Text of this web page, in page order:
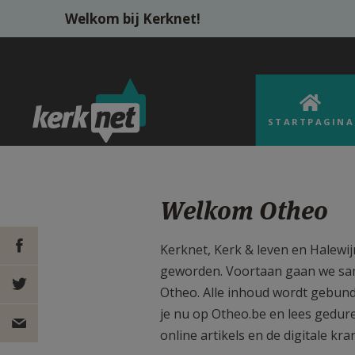
Overslaan en naar de inhoud gaan
Welkom bij Kerknet!
STARTPAGINA
DEEL OP
FACEBOOK
DEEL OP
Welkom Otheo
Kerknet, Kerk & leven en
geworden. Voortaan gaan we
Otheo. Alle inhoud wordt
je nu op Otheo.be en lees
online artikels en de digitale